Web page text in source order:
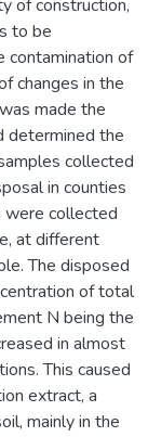
of construction,
to be
contamination of
changes in the
made the
determined the
collected
in counties
were collected
at different
The disposed
of total
N being the
in almost
This caused
extract, a
mainly in the